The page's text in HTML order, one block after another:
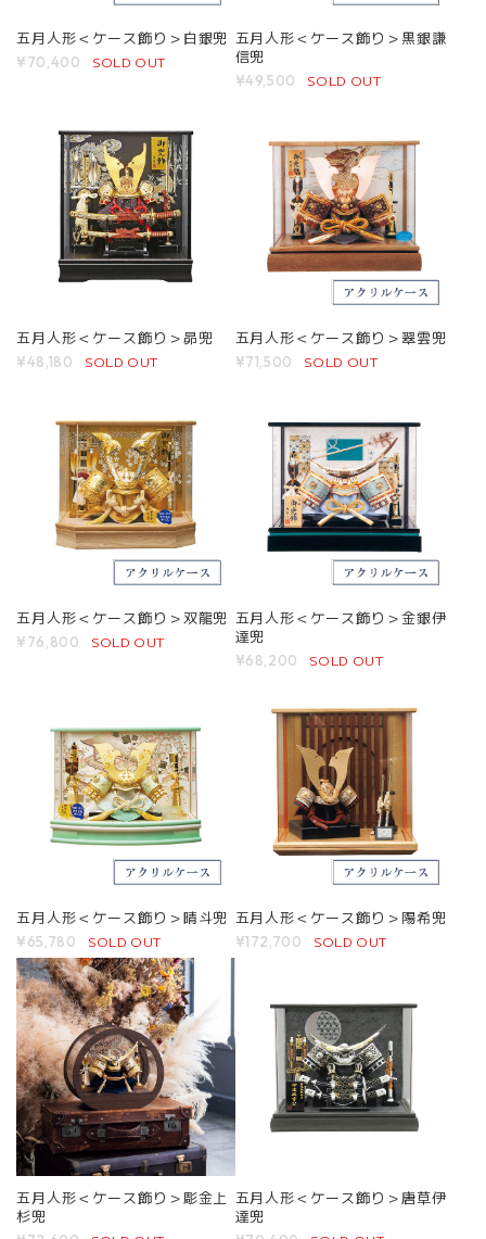
五月人形＜ケース飾り＞白銀兜
¥70,400 SOLD OUT
五月人形＜ケース飾り＞黒銀謙
信兜
¥49,500 SOLD OUT
五月人形＜ケース飾り＞昴兜
¥48,180 SOLD OUT
五月人形＜ケース飾り＞翠雲兜
¥71,500 SOLD OUT
五月人形＜ケース飾り＞双龍兜
¥76,800 SOLD OUT
五月人形＜ケース飾り＞金銀伊
達兜
¥68,200 SOLD OUT
五月人形＜ケース飾り＞晴斗兜
¥65,780 SOLD OUT
五月人形＜ケース飾り＞陽希兜
¥172,700 SOLD OUT
五月人形＜ケース飾り＞彫金上
杉兜
五月人形＜ケース飾り＞唐草伊
達兜